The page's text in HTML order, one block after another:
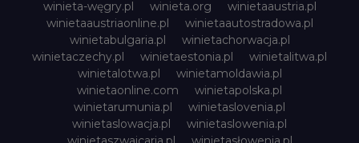
winieta-węgry.pl
winieta.org
winietaaustria.pl
winietaaustriaonline.pl
winietaautostradowa.pl
winietabulgaria.pl
winietachorwacja.pl
winietaczechy.pl
winietaestonia.pl
winietalitwa.pl
winietalotwa.pl
winietamoldawia.pl
winietaonline.com
winietapolska.pl
winietarumunia.pl
winietaslovenia.pl
winietaslowacja.pl
winietaslowenia.pl